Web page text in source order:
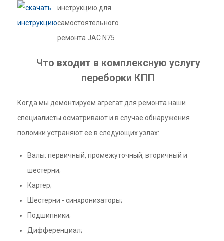
инструкцию для
самостоятельного
ремонта JAC N75
Что входит в комплексную услугу
переборки КПП
Когда мы демонтируем агрегат для ремонта наши
специалисты осматривают и в случае обнаружения
поломки устраняют ее в следующих узлах:
Валы: первичный, промежуточный, вторичный и
шестерни;
Картер;
Шестерни - синхронизаторы;
Подшипники;
Дифференциал;